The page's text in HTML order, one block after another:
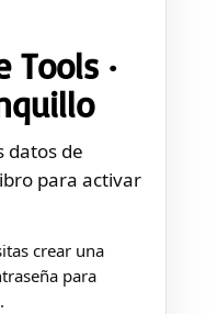
Tools ·
datos de
para activar
crear una
para